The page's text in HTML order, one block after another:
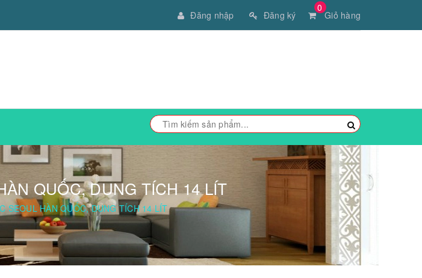
0
Giỏ hàng
Đăng nhập Đăng ký
QUỐC, DUNG TÍCH 14 LÍT
SEOUL HÀN QUỐC, DUNG TÍCH 14 LÍT